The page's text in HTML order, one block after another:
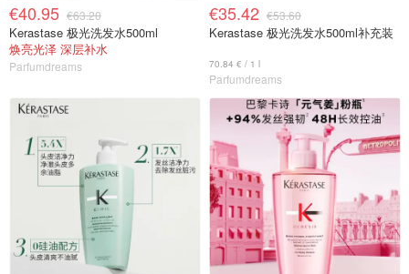
€40.95 €63.20
Kerastase 极光洗发水500ml
焕亮光泽 深层补水
Parfumdreams
€35.42 €53.60
Kerastase 极光洗发水500ml补充装
70.84 € / 1 l
Parfumdreams